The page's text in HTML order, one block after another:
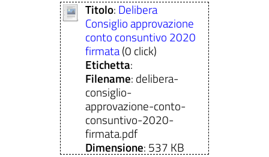
del sito
Titolo: Delibera
Consiglio approvazione
conto consuntivo 2020
firmata(0 click)
Etichetta:
Filename: delibera-
consiglio-
approvazione-conto-
consuntivo-2020-
firmata.pdf
Dimensione: 537 KB